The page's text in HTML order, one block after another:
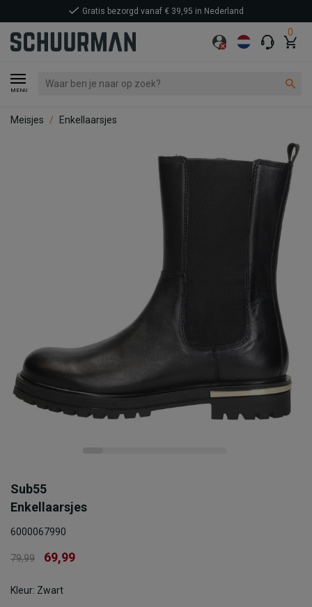
0
MENU
Gratis bezorgd vanaf € 39,95 in Nederland
Meisjes Enkellaarsjes
Sub55
Enkellaarsjes
6000067990
79,99 69,99
Kleur: Zwart